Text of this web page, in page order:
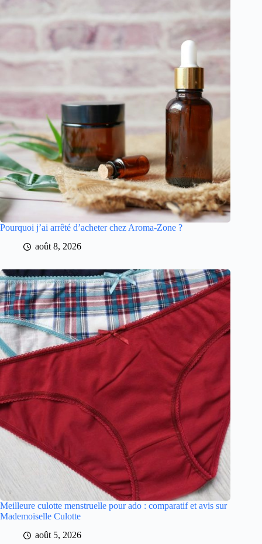
Pourquoi j’ai arrêté d’acheter chez Aroma-Zone ?
août 8, 2026
Meilleure culotte menstruelle pour ado : comparatif et avis sur
Mademoiselle Culotte
août 5, 2026